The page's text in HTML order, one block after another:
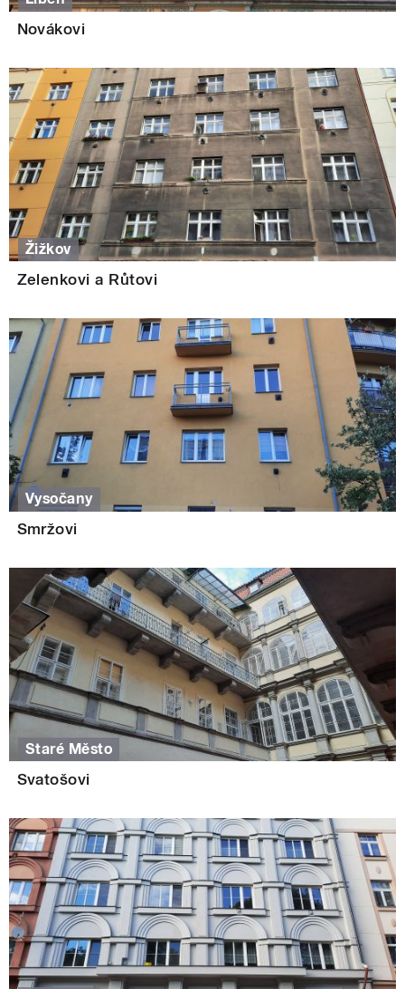
Novákovi
Žižkov
Zelenkovi a Růtovi
Vysočany
Smržovi
Staré Město
Svatošovi